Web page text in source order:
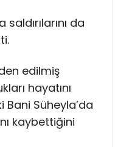
da
edilmiş
hayatını
Bani Süheyla’da
kaybettiğini